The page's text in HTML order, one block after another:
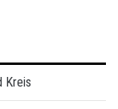
Kreis